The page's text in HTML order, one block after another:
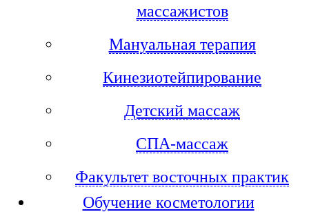
массажистов
Мануальная терапия
Кинезиотейпирование
Детский массаж
СПА-массаж
Факультет восточных практик
Обучение косметологии